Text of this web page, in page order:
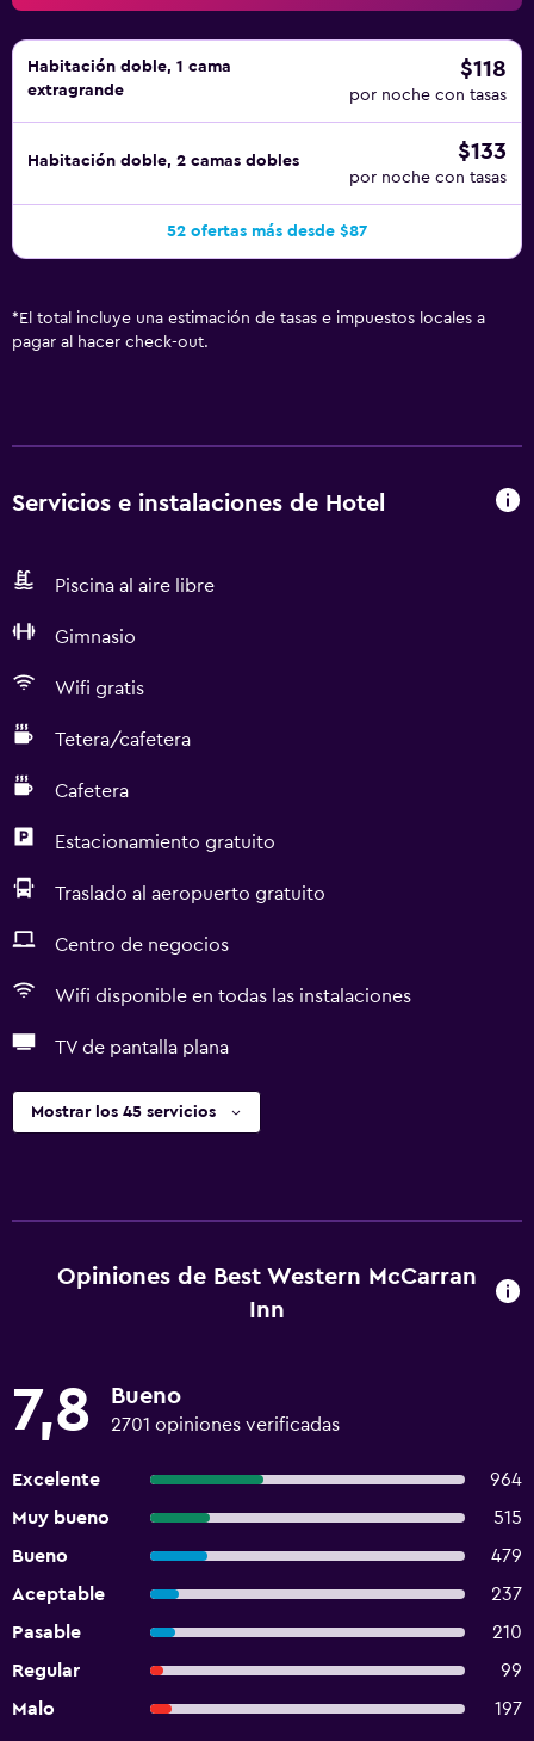
Habitación doble, 1 cama
extragrande
$118
por noche con tasas
Habitación doble, 2 camas dobles $133
por noche con tasas
52 ofertas más desde $87
* El total incluye una estimación de tasas e impuestos locales a
pagar al hacer check-out.
Servicios e instalaciones de Hotel
Piscina al aire libre
Gimnasio
Wifi gratis
Tetera/cafetera
Cafetera
Estacionamiento gratuito
Traslado al aeropuerto gratuito
Centro de negocios
Wifi disponible en todas las instalaciones
TV de pantalla plana
Mostrar los 45 servicios
Opiniones de Best Western McCarran
Inn
7,8 Bueno
2701 opiniones verificadas
Excelente
964
Muy bueno
515
Bueno
479
Aceptable
237
Pasable
210
Regular
99
Malo
197